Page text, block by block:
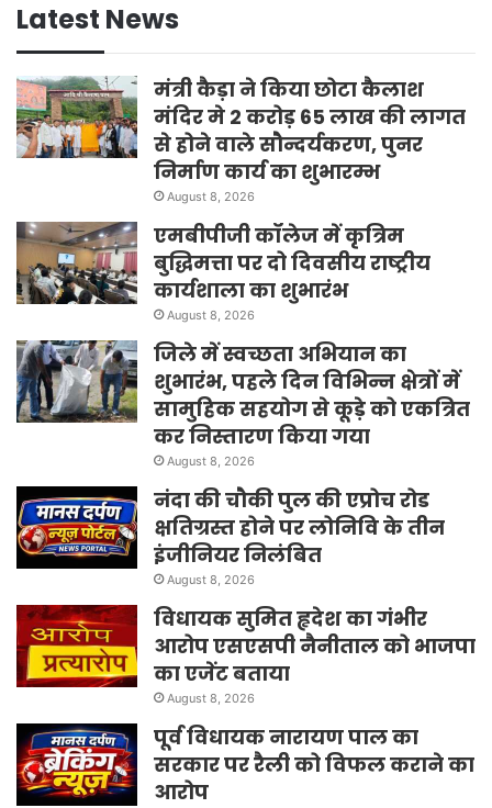
Latest News
मंत्री कैड़ा ने किया छोटा कैलाश
मंदिर मे 2 करोड़ 65 लाख की लागत
से होने वाले सौन्दर्यकरण, पुनर
निर्माण कार्य का शुभारम्भ
August 8, 2026
एमबीपीजी कॉलेज में कृत्रिम
बुद्धिमत्ता पर दो दिवसीय राष्ट्रीय
कार्यशाला का शुभारंभ
August 8, 2026
जिले में स्वच्छता अभियान का
शुभारंभ, पहले दिन विभिन्न क्षेत्रों में
सामुहिक सहयोग से कूड़े को एकत्रित
कर निस्तारण किया गया
August 8, 2026
नंदा की चौकी पुल की एप्रोच रोड
क्षतिग्रस्त होने पर लोनिवि के तीन
इंजीनियर निलंबित
August 8, 2026
विधायक सुमित हृदेश का गंभीर
आरोप एसएसपी नैनीताल को भाजपा
का एजेंट बताया
August 8, 2026
पूर्व विधायक नारायण पाल का
सरकार पर रैली को विफल कराने का
आरोप